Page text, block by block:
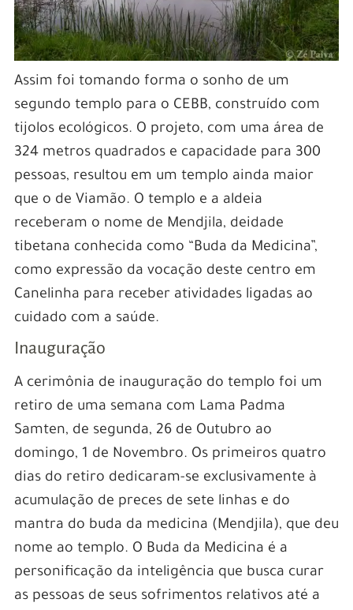
Assim foi tomando forma o sonho de um
segundo templo para o CEBB, construído com
tijolos ecológicos. O projeto, com uma área de
324 metros quadrados e capacidade para 300
pessoas, resultou em um templo ainda maior
que o de Viamão. O templo e a aldeia
receberam o nome de Mendjila, deidade
tibetana conhecida como “Buda da Medicina”,
como expressão da vocação deste centro em
Canelinha para receber atividades ligadas ao
cuidado com a saúde.
Inauguração
A cerimônia de inauguração do templo foi um
retiro de uma semana com Lama Padma
Samten, de segunda, 26 de Outubro ao
domingo, 1 de Novembro. Os primeiros quatro
dias do retiro dedicaram-se exclusivamente à
acumulação de preces de sete linhas e do
mantra do buda da medicina (Mendjila), que deu
nome ao templo. O Buda da Medicina é a
personificação da inteligência que busca curar
as pessoas de seus sofrimentos relativos até a